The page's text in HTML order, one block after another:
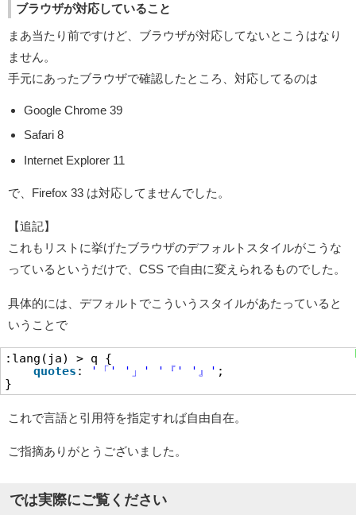
ブラウザが対応していること
まあ当たり前ですけど、ブラウザが対応してないとこうはなり
ません。
手元にあったブラウザで確認したところ、対応してるのは
Google Chrome 39
Safari 8
Internet Explorer 11
で、Firefox 33 は対応してませんでした。
【追記】
これもリストに挙げたブラウザのデフォルトスタイルがこうな
っているというだけで、CSS で自由に変えられるものでした。
具体的には、デフォルトでこういうスタイルがあたっていると
いうことで
:lang(ja) > q {
quotes : '「' '」' '『' '』' ;
}
これで言語と引用符を指定すれば自由自在。
ご指摘ありがとうございました。
では実際にご覧ください